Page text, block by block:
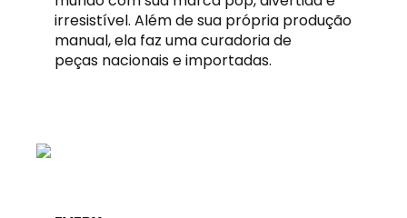
irresistível. Além de sua própria produção
manual, ela faz uma curadoria de
peças nacionais e importadas.